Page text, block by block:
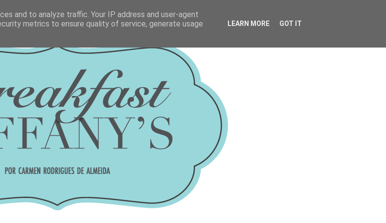
and to analyze traffic. Your IP address and user-agent
metrics to ensure quality of service, generate usage
LEARN MORE GOT IT